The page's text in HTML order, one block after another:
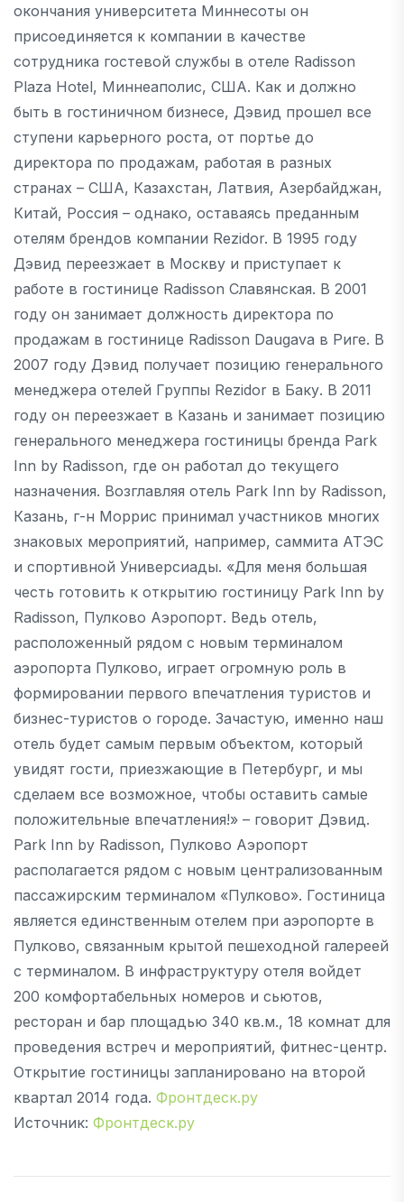
окончания университета Миннесоты он
присоединяется к компании в качестве
сотрудника гостевой службы в отеле Radisson
Plaza Hotel, Миннеаполис, США. Как и должно
быть в гостиничном бизнесе, Дэвид прошел все
ступени карьерного роста, от портье до
директора по продажам, работая в разных
странах – США, Казахстан, Латвия, Азербайджан,
Китай, Россия – однако, оставаясь преданным
отелям брендов компании Rezidor. В 1995 году
Дэвид переезжает в Москву и приступает к
работе в гостинице Radisson Славянская. В 2001
году он занимает должность директора по
продажам в гостинице Radisson Daugava в Риге. В
2007 году Дэвид получает позицию генерального
менеджера отелей Группы Rezidor в Баку. В 2011
году он переезжает в Казань и занимает позицию
генерального менеджера гостиницы бренда Park
Inn by Radisson, где он работал до текущего
назначения. Возглавляя отель Park Inn by Radisson,
Казань, г-н Моррис принимал участников многих
знаковых мероприятий, например, саммита АТЭС
и спортивной Универсиады. «Для меня большая
честь готовить к открытию гостиницу Park Inn by
Radisson, Пулково Аэропорт. Ведь отель,
расположенный рядом с новым терминалом
аэропорта Пулково, играет огромную роль в
формировании первого впечатления туристов и
бизнес-туристов о городе. Зачастую, именно наш
отель будет самым первым объектом, который
увидят гости, приезжающие в Петербург, и мы
сделаем все возможное, чтобы оставить самые
положительные впечатления!» – говорит Дэвид.
Park Inn by Radisson, Пулково Аэропорт
располагается рядом с новым централизованным
пассажирским терминалом «Пулково». Гостиница
является единственным отелем при аэропорте в
Пулково, связанным крытой пешеходной галереей
с терминалом. В инфраструктуру отеля войдет
200 комфортабельных номеров и сьютов,
ресторан и бар площадью 340 кв.м., 18 комнат для
проведения встреч и мероприятий, фитнес-центр.
Открытие гостиницы запланировано на второй
квартал 2014 года. Фронтдеск.ру
Источник: Фронтдеск.ру